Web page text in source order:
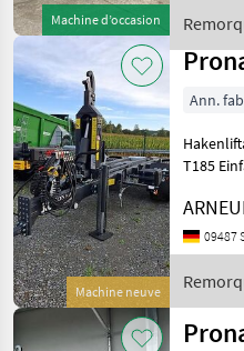
Machine d’occasion
Pronar
Machine neuve
Ann.
T185
dem09487
Pronar